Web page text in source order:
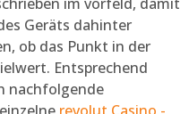
Geräts dahinter
ob das Punkt in der
Entsprechend
nachfolgende